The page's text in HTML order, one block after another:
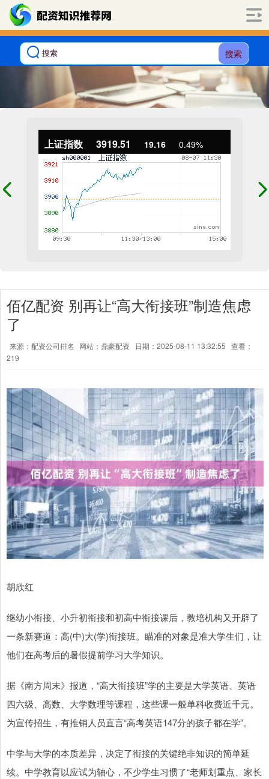
搜索
上证指数 3919.51 19.16 0.49%
佰亿配资 别再让“高大衔接班”制造焦虑
了
来源：配资公司排名 网站：鼎豪配资 日期：2025-08-11 13:32:55 查看：
219
胡欣红
继幼小衔接、小升初衔接和初高中衔接课后，教培机构又开辟了
一条新赛道：高(中)大(学)衔接班。瞄准的对象是准大学生们，让
他们在高考后的暑假提前学习大学知识。
据《南方周末》报道，“高大衔接班”学的主要是大学英语、英语
四六级、高数、大学数理等课程，这些课一般单科收费近千元。
为宣传招生，有推销人员直言“高考英语147分的孩子都在学”。
中学与大学的本质差异，决定了衔接的关键绝非知识的简单延
续。中学教育以应试为轴心，不少学生习惯了“老师划重点、家长